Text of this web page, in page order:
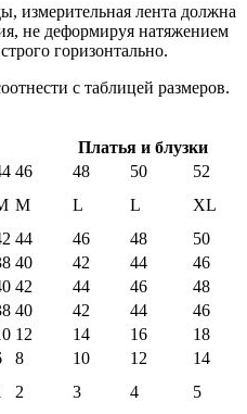
измерительная лента должна
не деформируя натяжением
горизонтально.
с таблицей размеров.
Платья и блузки
46 48 50
52
M L L
XL
44 46 48
50
40 42 44
46
42 44 46
48
40 42 44
46
12 14 16
18
8 10 12
14
2 3 4
5